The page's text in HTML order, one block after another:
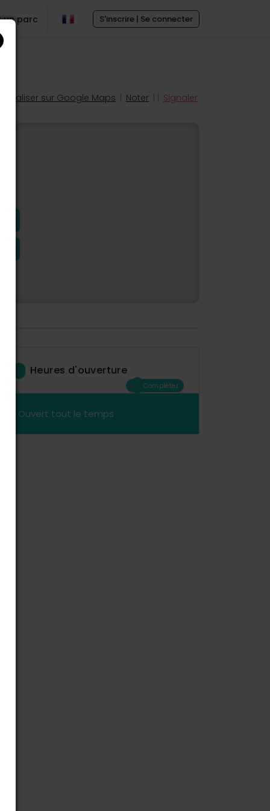
S'inscrire | Se connecter
un parc
Localiser sur Google Maps Noter Signaler
Heures d'ouverture
Compléter
Ouvert tout le temps